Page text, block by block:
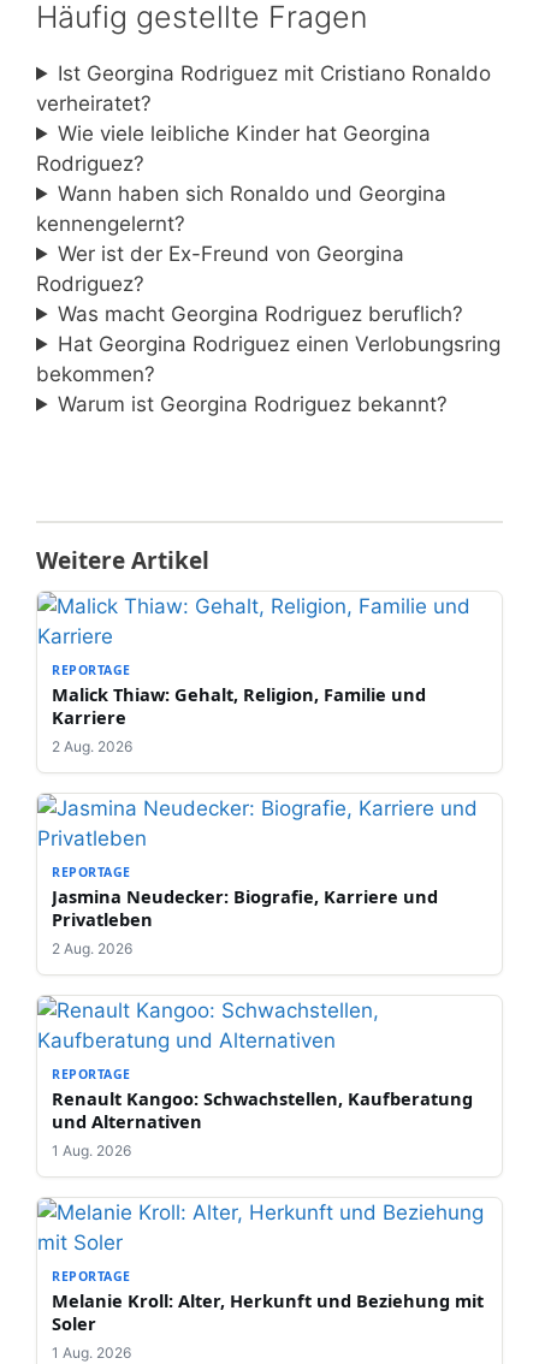
Häufig gestellte Fragen
Ist Georgina Rodriguez mit Cristiano Ronaldo
verheiratet?
Wie viele leibliche Kinder hat Georgina
Rodriguez?
Wann haben sich Ronaldo und Georgina
kennengelernt?
Wer ist der Ex-Freund von Georgina
Rodriguez?
Was macht Georgina Rodriguez beruflich?
Hat Georgina Rodriguez einen Verlobungsring
bekommen?
Warum ist Georgina Rodriguez bekannt?
Weitere Artikel
REPORTAGE
Malick Thiaw: Gehalt, Religion, Familie und
Karriere
2 Aug. 2026
REPORTAGE
Jasmina Neudecker: Biografie, Karriere und
Privatleben
2 Aug. 2026
REPORTAGE
Renault Kangoo: Schwachstellen, Kaufberatung
und Alternativen
1 Aug. 2026
REPORTAGE
Melanie Kroll: Alter, Herkunft und Beziehung mit
Soler
1 Aug. 2026